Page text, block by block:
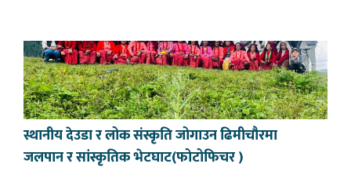
स्थानीय देउडा र लोक संस्कृति जोगाउन ढिमीचौरमा
जलपान र सांस्कृतिक भेटघाट(फोटोफिचर )